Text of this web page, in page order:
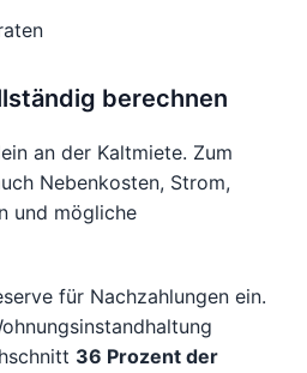
berechnen
an der Kaltmiete. Zum
Nebenkosten, Strom,
und mögliche
für Nachzahlungen ein.
36 Prozent der